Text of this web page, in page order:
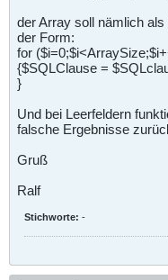
der Array soll nämlich
der Form:
for
{$SQLClause =
}
Und bei Leerfeldern
falsche Ergebnisse
Gruß
Ralf
Stichworte: -